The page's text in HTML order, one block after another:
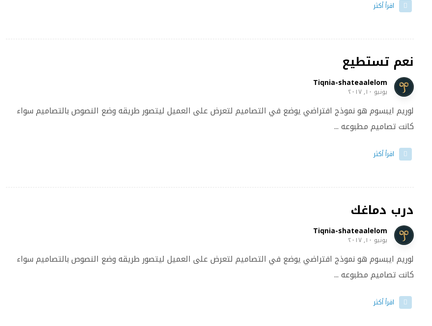
اقرأ أكثر
نعم تستطيع
Tiqnia-shateaalelom
يونيو ١٠, ٢٠١٧
لوريم ايبسوم هو نموذج افتراضي يوضع في التصاميم لتعرض على العميل ليتصور طريقه وضع النصوص بالتصاميم سواء
كانت تصاميم مطبوعه ...
اقرأ أكثر
درب دماغك
Tiqnia-shateaalelom
يونيو ١٠, ٢٠١٧
لوريم ايبسوم هو نموذج افتراضي يوضع في التصاميم لتعرض على العميل ليتصور طريقه وضع النصوص بالتصاميم سواء
كانت تصاميم مطبوعه ...
اقرأ أكثر